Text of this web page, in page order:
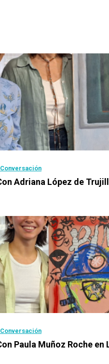
Conversación
Adriana López de
Conversación
Paula Muñoz Roche en